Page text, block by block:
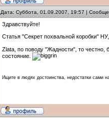
Дата: Суббота, 01.09.2007, 19:57 |
Здравствуйте!
Статья "Секрет похвальной коробки"
Zlata, по поводу "Жадности", то
состояние.
Ищите в людях достоинства, недостатки сами